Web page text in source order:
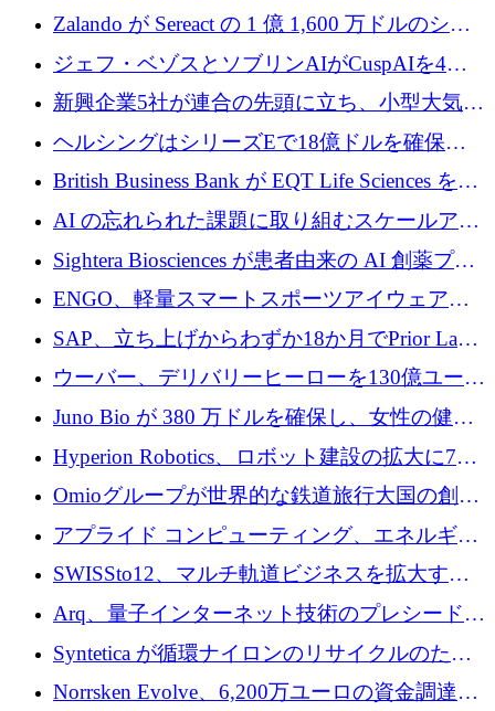
ーロを超える 60 以上のハイテク資金調達取引
Zalando が Sereact の 1 億 1,600 万ドルのシリ
ーズ B に参加し、AI を活用した倉庫自動化を
ジェフ・ベゾスとソブリンAIがCuspAIを4億
5,000万ドルの資金調達で支援
新興企業5社が連合の先頭に立ち、小型大気質
センサーをEUのクリーンエア政策の中心に据
ヘルシングはシリーズEで18億ドルを確保、
ウーバーはデリバリー・ヒーローを130億ユー
銀行を立ち上げる
British Business Bank が EQT Life Sciences を
2,500 万ユーロのコミットメントで支援
AI の忘れられた課題に取り組むスケールアッ
プを実現: カメラロール
Sightera Biosciences が患者由来の AI 創薬プラ
ットフォームを拡大するために 300 万ユーロ
のプレシードをクローズ
ENGO、軽量スマートスポーツアイウェアの
進歩のために510万ユーロを調達
SAP、立ち上げからわずか18か月でPrior Labs
を10億ユーロ以上の契約で買収
ウーバー、デリバリーヒーローを130億ユーロ
の契約で買収、99か国にまたがるプラットフ
ォームを構築
Juno Bio が 380 万ドルを確保し、女性の健康
専用の初のシーケンスラボを開設
Hyperion Robotics、ロボット建設の拡大に740
万ドルを確保
Omioグループが世界的な鉄道旅行大国の創設
を目指してRail Europeを買収
アプライド コンピューティング、エネルギー
向け基盤 AI の拡張に 2,000 万ドルを調達
SWISSto12、マルチ軌道ビジネスを拡大する
ためにシリーズCで7,000万ドルを調達
Arq、量子インターネット技術のプレシードと
して140万ドルを確保
Syntetica が循環ナイロンのリサイクルのため
にシリーズ A で 3,000 万ドルを調達
Norrsken Evolve、6,200万ユーロの資金調達